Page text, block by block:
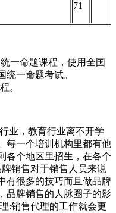
71
一命题课程，使用全国
统一命题考试。
。
业，教育行业离不开学
每一个培训机构里都有他
各个地区里招生，在各个
销售对于销售人员来说
有很多的技巧而且做品牌
品牌销售的人脉圈子的影
:销售代理的工作就会更